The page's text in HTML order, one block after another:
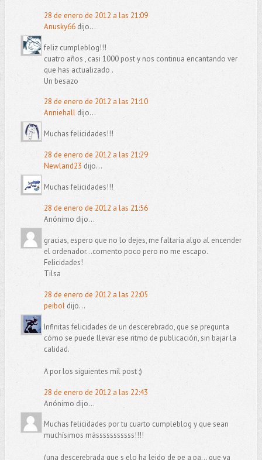
28 de enero de 2012 a las 21:09
Anusky66dijo...
feliz cumpleblog!!!
cuatro años , casi 1000 post y nos continua encantando ver
que has actualizado .
Un besazo
28 de enero de 2012 a las 21:10
Anniehalldijo...
Muchas felicidades!!!
28 de enero de 2012 a las 21:29
Newland23 dijo...
Muchas felicidades!!!
28 de enero de 2012 a las 21:56
Anónimo dijo...
gracias, espero que no lo dejes, me faltaría algo al encender
el ordenador...comento poco pero no me escapo.
Felicidades!
Tilsa
28 de enero de 2012 a las 22:05
peiboldijo...
Infinitas felicidades de un descerebrado, que se pregunta
cómo se puede llevar ese ritmo de publicación, sin bajar la
calidad.
A por los siguientes mil post ;)
28 de enero de 2012 a las 22:43
Anónimo dijo...
Muchas felicidades por tu cuarto cumpleblog y que sean
muchísimos másssssssssss!!!!
(una descerebrada que s elo ha leido de pe a pa... que ya